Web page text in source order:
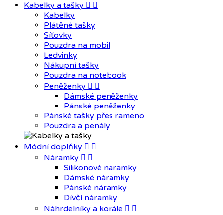
Kabelky a tašky  
Kabelky
Plátěné tašky
Síťovky
Pouzdra na mobil
Ledvinky
Nákupní tašky
Pouzdra na notebook
Peněženky  
Dámské peněženky
Pánské peněženky
Pánské tašky přes rameno
Pouzdra a penály
Módní doplňky  
Náramky  
Silikonové náramky
Dámské náramky
Pánské náramky
Dívčí náramky
Náhrdelníky a korále  